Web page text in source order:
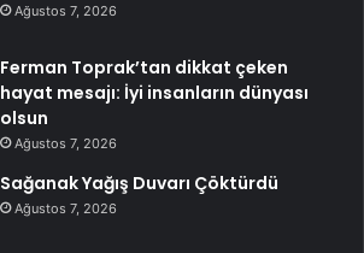
Ağustos 7, 2026
Ferman Toprak’tan dikkat çeken
hayat mesajı: İyi insanların dünyası
olsun
Ağustos 7, 2026
Sağanak Yağış Duvarı Çöktürdü
Ağustos 7, 2026